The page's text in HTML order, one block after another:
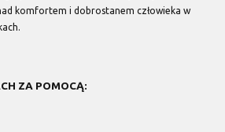
komfortem i dobrostanem człowieka w
ZA POMOCĄ: